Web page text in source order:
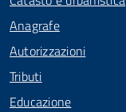
Anagrafe
Autorizzazioni
Tributi
Educazione